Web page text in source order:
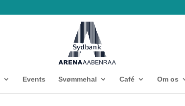
Events Svømmehal Café Om os